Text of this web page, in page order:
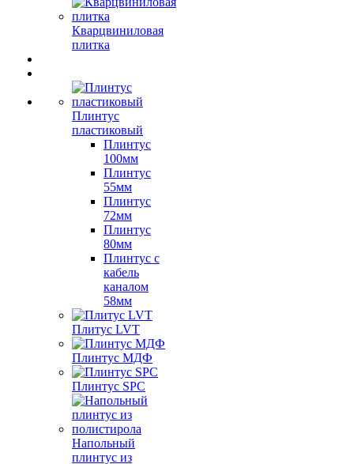
Кварцвиниловая
плитка
Плинтус
пластиковый
Плинтус
100мм
Плинтус
55мм
Плинтус
72мм
Плинтус
80мм
Плинтус с
кабель
каналом
58мм
Плитус LVT
Плинтус МДФ
Плинтус SPC
Напольный
плинтус из